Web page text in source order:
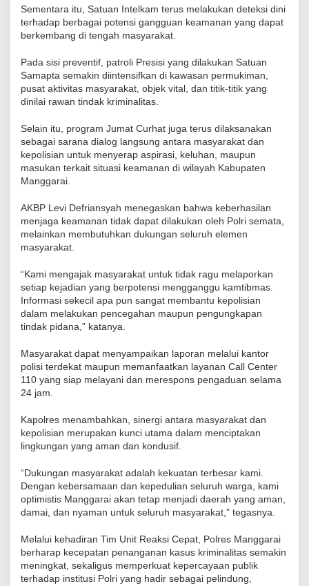
Sementara itu, Satuan Intelkam terus melakukan deteksi dini
terhadap berbagai potensi gangguan keamanan yang dapat
berkembang di tengah masyarakat.
Pada sisi preventif, patroli Presisi yang dilakukan Satuan
Samapta semakin diintensifkan di kawasan permukiman,
pusat aktivitas masyarakat, objek vital, dan titik-titik yang
dinilai rawan tindak kriminalitas.
Selain itu, program Jumat Curhat juga terus dilaksanakan
sebagai sarana dialog langsung antara masyarakat dan
kepolisian untuk menyerap aspirasi, keluhan, maupun
masukan terkait situasi keamanan di wilayah Kabupaten
Manggarai.
AKBP Levi Defriansyah menegaskan bahwa keberhasilan
menjaga keamanan tidak dapat dilakukan oleh Polri semata,
melainkan membutuhkan dukungan seluruh elemen
masyarakat.
“Kami mengajak masyarakat untuk tidak ragu melaporkan
setiap kejadian yang berpotensi mengganggu kamtibmas.
Informasi sekecil apa pun sangat membantu kepolisian
dalam melakukan pencegahan maupun pengungkapan
tindak pidana,” katanya.
Masyarakat dapat menyampaikan laporan melalui kantor
polisi terdekat maupun memanfaatkan layanan Call Center
110 yang siap melayani dan merespons pengaduan selama
24 jam.
Kapolres menambahkan, sinergi antara masyarakat dan
kepolisian merupakan kunci utama dalam menciptakan
lingkungan yang aman dan kondusif.
“Dukungan masyarakat adalah kekuatan terbesar kami.
Dengan kebersamaan dan kepedulian seluruh warga, kami
optimistis Manggarai akan tetap menjadi daerah yang aman,
damai, dan nyaman untuk seluruh masyarakat,” tegasnya.
Melalui kehadiran Tim Unit Reaksi Cepat, Polres Manggarai
berharap kecepatan penanganan kasus kriminalitas semakin
meningkat, sekaligus memperkuat kepercayaan publik
terhadap institusi Polri yang hadir sebagai pelindung,